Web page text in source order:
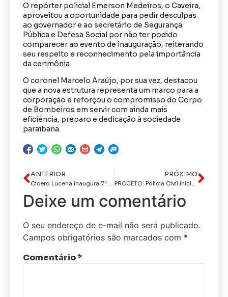
O repórter policial Emerson Medeiros, o Caveira,
aproveitou a oportunidade para pedir desculpas
ao governador e ao secretário de Segurança
Pública e Defesa Social por não ter podido
comparecer ao evento de inauguração, reiterando
seu respeito e reconhecimento pela importância
da cerimônia.
O coronel Marcelo Araújo, por sua vez, destacou
que a nova estrutura representa um marco para a
corporação e reforçou o compromisso do Corpo
de Bombeiros em servir com ainda mais
eficiência, preparo e dedicação à sociedade
paraibana.
ANTERIOR
Cícero Lucena inaugura 7ª USF construída do zero e projeta cobertura 100% dos serviços básicos de saúde até o fim do ano
PRÓXIMO
PROJETO: Polícia Civil inicia ações de enfrentamento à violência doméstica em canteiros de obras da Capital
Deixe um comentário
O seu endereço de e-mail não será publicado.
Campos obrigatórios são marcados com *
Comentário*